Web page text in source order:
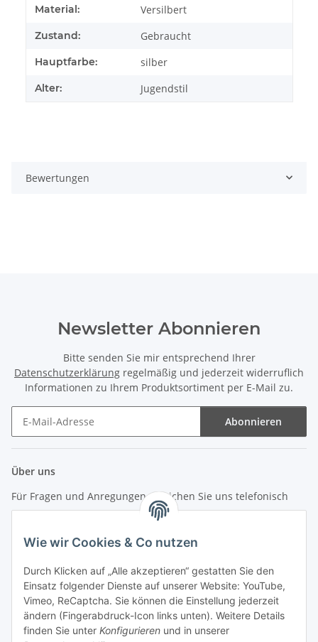
Wie wir Cookies & Co nutzen
Durch Klicken auf „Alle akzeptieren“ gestatten Sie den
Einsatz folgender Dienste auf unserer Website: YouTube,
Vimeo, ReCaptcha. Sie können die Einstellung jederzeit
ändern (Fingerabdruck-Icon links unten). Weitere Details
finden Sie unter Konfigurieren und in unserer
Produkteigenschaft
Wert
Material: Versilbert
Zustand: Gebraucht
Hauptfarbe: silber
Alter: Jugendstil
Bewertungen
Newsletter Abonnieren
Bitte senden Sie mir entsprechend Ihrer
Datenschutzerklärung regelmäßig und jederzeit widerruflich
Informationen zu Ihrem Produktsortiment per E-Mail zu.
Abonnieren
Über uns
Für Fragen und Anregungen erreichen Sie uns telefonisch
info (at) zweitedel.de
Informationen
Gesetzliche Informationen